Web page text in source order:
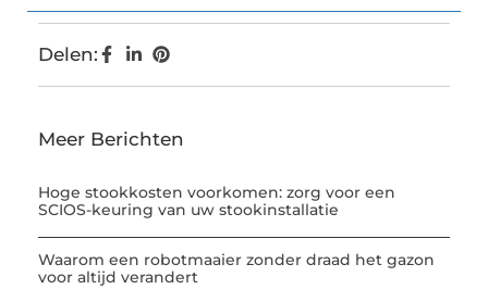
Delen:
Meer Berichten
Hoge stookkosten voorkomen: zorg voor een
SCIOS-keuring van uw stookinstallatie
Waarom een robotmaaier zonder draad het gazon
voor altijd verandert